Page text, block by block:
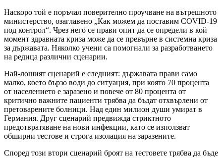
Наскоро той е поръчал поверително проучване на вътрешното
министерство, озаглавено „Как можем да поставим COVID-19
под контрол“. Чрез него се прави опит да се определи в кой
момент здравната криза може да се превърне в системна криза
за държавата. Няколко учени са помогнали за разработването
на редица различни сценарии.
Най-лошият сценарий е следният: държавата прави само
малко, което бързо води до ситуация, при която 70 процента
от населението е заразено и повече от 80 процента от
критично важните пациенти трябва да бъдат отхвърлени от
претоварените болници. Над един милион души умират в
Германия. Друг сценарий предвижда стриктното
предотвратяване на нови инфекции, като се използват
обширни тестове и строга изолация на заразените.
Според този втори сценарий броят на тестовете трябва да бъде